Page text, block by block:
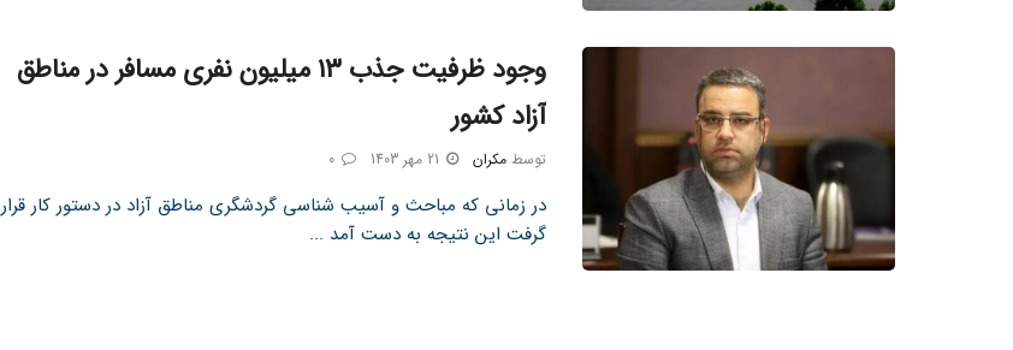
وجود ظرفیت جذب ۱۳ میلیون نفری مسافر در مناطق
آزاد کشور
توسط مکران 0
در زمانی که مباحث و آسیب شناسی گردشگری مناطق آزاد در دستور کار قرار
گرفت این نتیجه به دست آمد ...